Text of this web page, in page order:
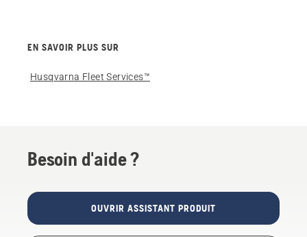
EN SAVOIR PLUS SUR
Husqvarna Fleet Services™
Besoin d'aide ?
OUVRIR ASSISTANT PRODUIT